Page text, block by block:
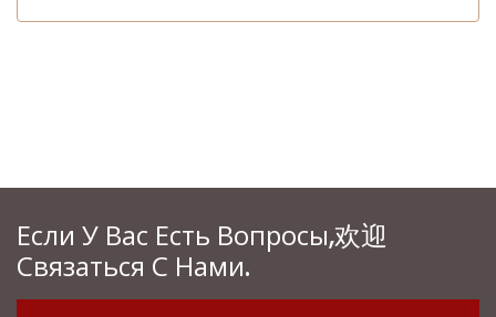
Если У Вас Есть Вопросы,欢迎
Связаться С Нами.